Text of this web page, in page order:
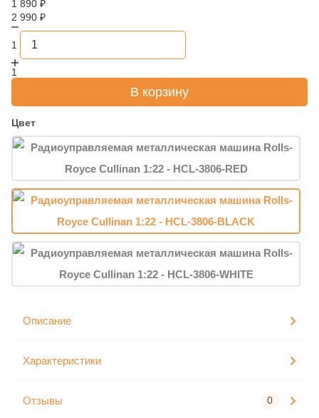
1 890 ₽
2 990 ₽
1
1
В корзину
Цвет
Описание
Характеристики
Отзывы 0